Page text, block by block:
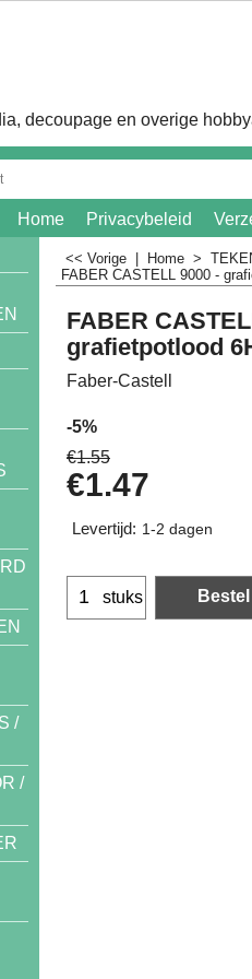
decoupage en overige
Home Privacybeleid
/
/
<< Vorige Home >
FABER CASTELL 9000 -
FABER
grafietpotlood
Faber-Castell
-5%
€1.55
€1.47
Levertijd: 1-2 dagen
stuks Bestel